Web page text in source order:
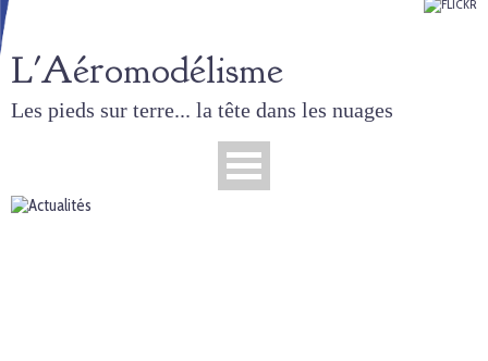
L'Aéromodélisme
Les pieds sur terre... la tête dans les nuages